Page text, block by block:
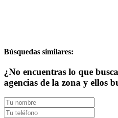
Búsquedas similares:
¿No encuentras lo que
agencias de la zona y ellos